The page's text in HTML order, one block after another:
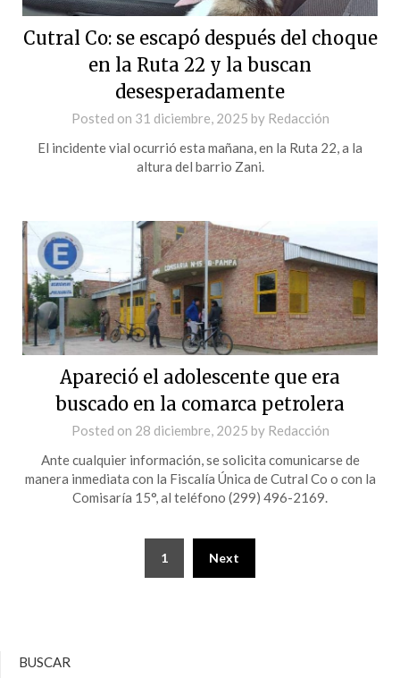
Cutral Co: se escapó después del choque
en la Ruta 22 y la buscan
desesperadamente
Posted on 31 diciembre, 2025 by Redacción
El incidente vial ocurrió esta mañana, en la Ruta 22, a la
altura del barrio Zani.
Apareció el adolescente que era
buscado en la comarca petrolera
Posted on 28 diciembre, 2025 by Redacción
Ante cualquier información, se solicita comunicarse de
manera inmediata con la Fiscalía Única de Cutral Co o con la
Comisaría 15°, al teléfono (299) 496-2169.
1 Next
BUSCAR